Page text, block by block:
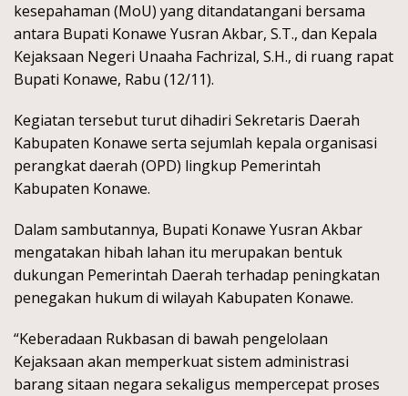
kesepahaman (MoU) yang ditandatangani bersama
antara Bupati Konawe Yusran Akbar, S.T., dan Kepala
Kejaksaan Negeri Unaaha Fachrizal, S.H., di ruang rapat
Bupati Konawe, Rabu (12/11).
Kegiatan tersebut turut dihadiri Sekretaris Daerah
Kabupaten Konawe serta sejumlah kepala organisasi
perangkat daerah (OPD) lingkup Pemerintah
Kabupaten Konawe.
Dalam sambutannya, Bupati Konawe Yusran Akbar
mengatakan hibah lahan itu merupakan bentuk
dukungan Pemerintah Daerah terhadap peningkatan
penegakan hukum di wilayah Kabupaten Konawe.
“Keberadaan Rukbasan di bawah pengelolaan
Kejaksaan akan memperkuat sistem administrasi
barang sitaan negara sekaligus mempercepat proses